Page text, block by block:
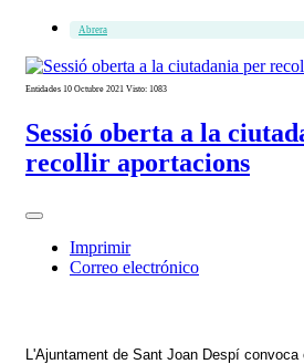
Abrera
Entidades 10 Octubre 2021 Visto: 1083
Sessió oberta a la
recollir aportacions
Imprimir
Correo electrónico
L'Ajuntament de Sant Joan Despí